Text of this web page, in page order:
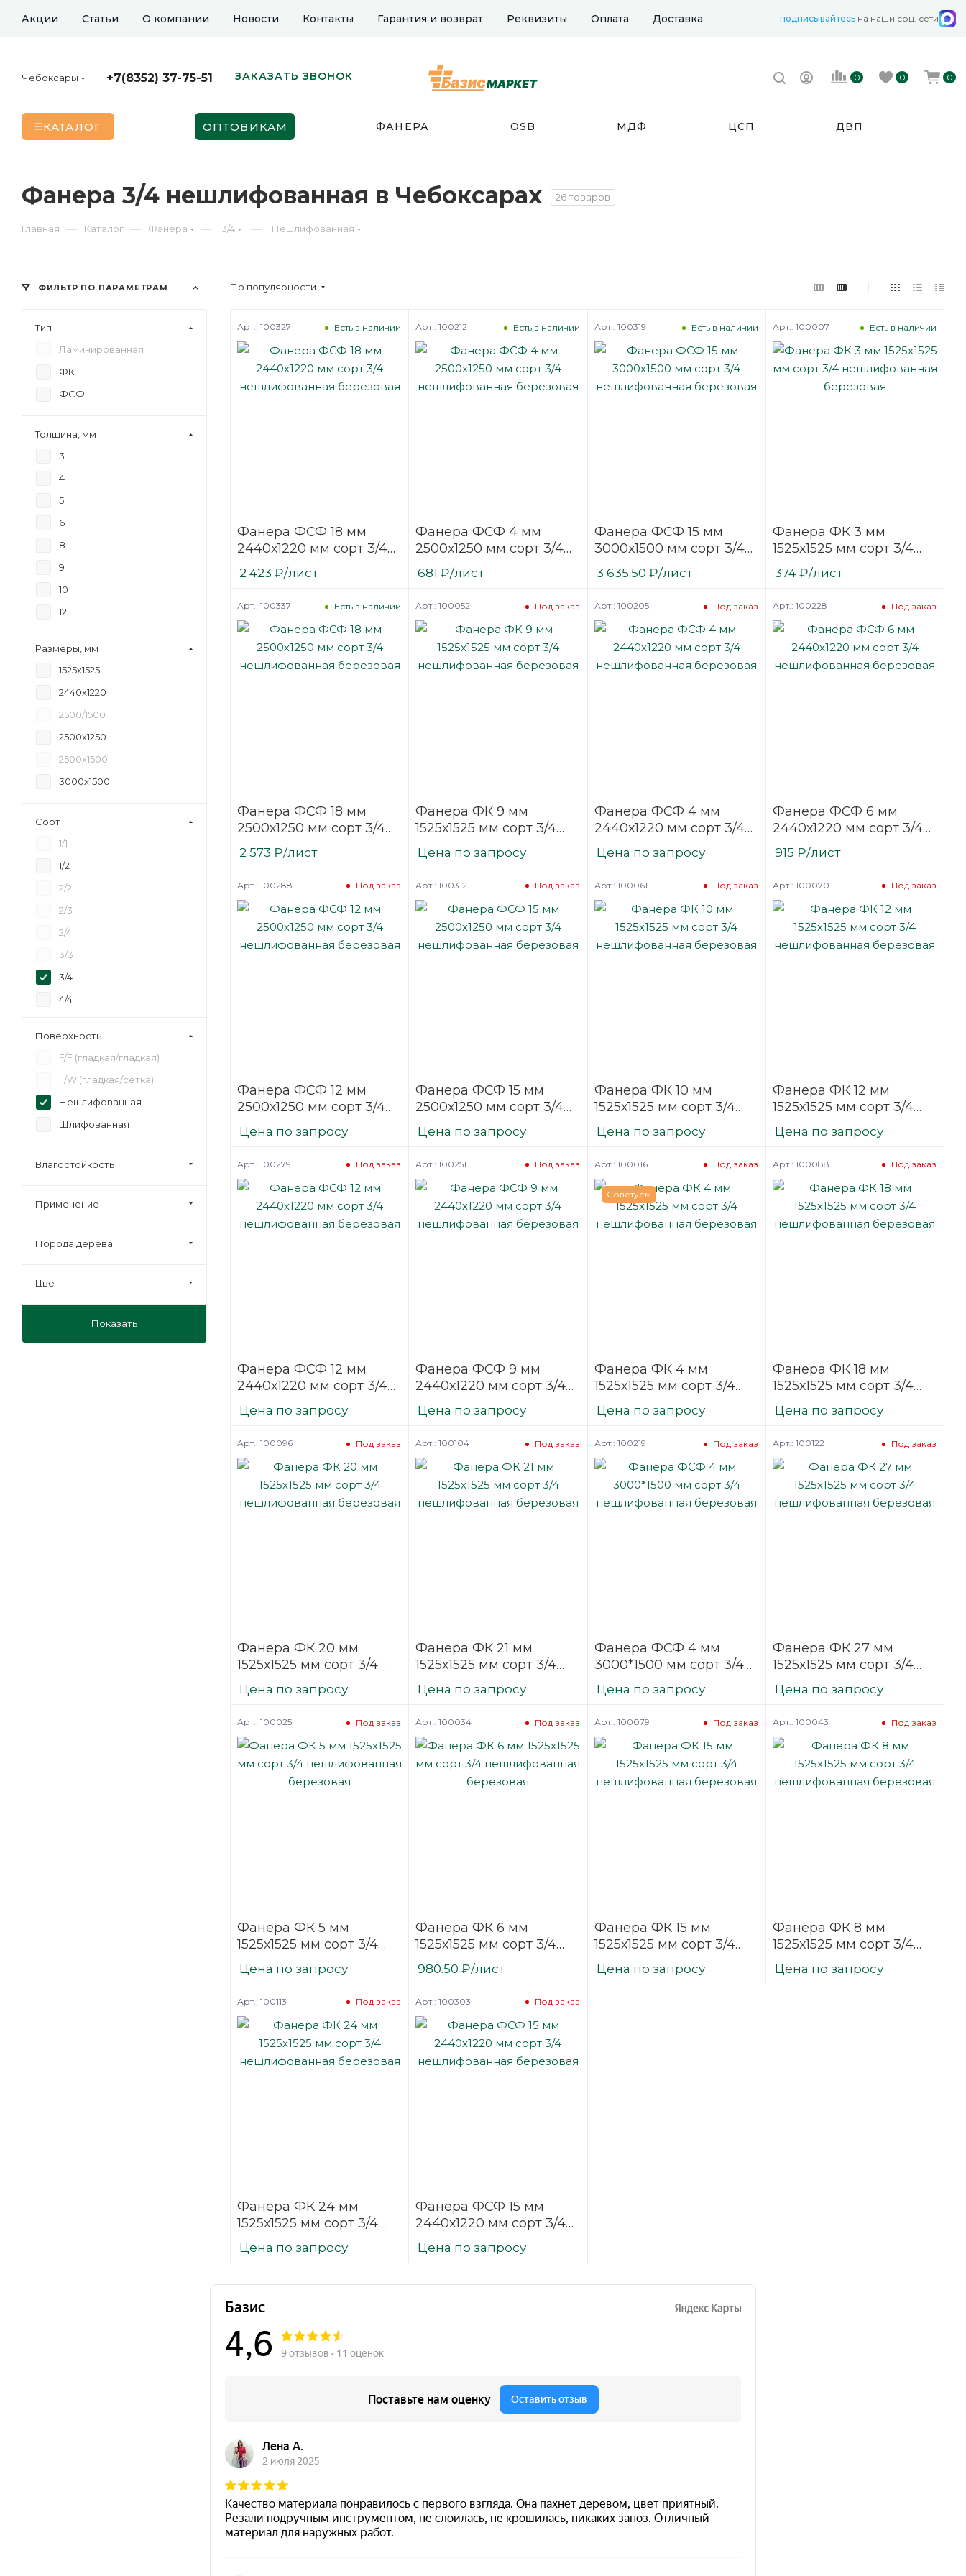
Акции Статьи О компании Новости Контакты Гарантия и возврат Реквизиты Оплата Доставка подписывайтесь на наши соц. сети
Чебоксары +7(8352) 37-75-51 ЗАКАЗАТЬ ЗВОНОК 0 0 0
КАТАЛОГ ОПТОВИКАМ ФАНЕРА OSB МДФ ЦСП ДВП
Фанера 3/4 нешлифованная в Чебоксарах 26 товаров
Главная — Каталог — Фанера — 3/4 — Нешлифованная
По популярности
Фанера ФСФ 18 мм
2440х1220 мм сорт 3/4
нешлифованная
березовая
Есть в наличии
Арт.: 100327
2 423 ₽/лист
Фанера ФСФ 4 мм
2500х1250 мм сорт 3/4
нешлифованная
березовая
Есть в наличии
Арт.: 100212
681 ₽/лист
Фанера ФСФ 15 мм
3000х1500 мм сорт 3/4
нешлифованная
березовая
Есть в наличии
Арт.: 100319
3 635.50 ₽/лист
Фанера ФК 3 мм
1525х1525 мм сорт 3/4
нешлифованная
березовая
Есть в наличии
Арт.: 100007
374₽/лист
Фанера ФСФ 18 мм
2500х1250 мм сорт 3/4
нешлифованная
березовая
Есть в наличии
Арт.: 100337
2 573 ₽/лист
Фанера ФК 9 мм
1525х1525 мм сорт 3/4
нешлифованная
березовая
Под заказ
Арт.: 100052
Цена по запросу
Фанера ФСФ 4 мм
2440х1220 мм сорт 3/4
нешлифованная
березовая
Под заказ
Арт.: 100205
Цена по запросу
Фанера ФСФ 6 мм
2440х1220 мм сорт 3/4
нешлифованная
березовая
Под заказ
Арт.: 100228
915 ₽/лист
Фанера ФСФ 12 мм
2500х1250 мм сорт 3/4
нешлифованная
березовая
Под заказ
Арт.: 100288
Цена по запросу
Фанера ФСФ 15 мм
2500х1250 мм сорт 3/4
нешлифованная
березовая
Под заказ
Арт.: 100312
Цена по запросу
Фанера ФК 10 мм
1525х1525 мм сорт 3/4
нешлифованная
березовая
Под заказ
Арт.: 100061
Цена по запросу
Фанера ФК 12 мм
1525х1525 мм сорт 3/4
нешлифованная
березовая
Под заказ
Арт.: 100070
Цена по запросу
Фанера ФСФ 12 мм
2440х1220 мм сорт 3/4
нешлифованная
березовая
Под заказ
Арт.: 100279
Цена по запросу
Фанера ФСФ 9 мм
2440х1220 мм сорт 3/4
нешлифованная
березовая
Под заказ
Арт.: 100251
Цена по запросу
Советуем
Фанера ФК 4 мм
1525х1525 мм сорт 3/4
нешлифованная
березовая
Под заказ
Арт.: 100016
Цена по запросу
Фанера ФК 18 мм
1525х1525 мм сорт 3/4
нешлифованная
березовая
Под заказ
Арт.: 100088
Цена по запросу
Фанера ФК 20 мм
1525х1525 мм сорт 3/4
нешлифованная
березовая
Под заказ
Арт.: 100096
Цена по запросу
Фанера ФК 21 мм
1525х1525 мм сорт 3/4
нешлифованная
березовая
Под заказ
Арт.: 100104
Цена по запросу
Фанера ФСФ 4 мм
3000*1500 мм сорт 3/4
нешлифованная
березовая
Под заказ
Арт.: 100219
Цена по запросу
Фанера ФК 27 мм
1525х1525 мм сорт 3/4
нешлифованная
березовая
Под заказ
Арт.: 100122
Цена по запросу
Фанера ФК 5 мм
1525х1525 мм сорт 3/4
нешлифованная
березовая
Под заказ
Арт.: 100025
Цена по запросу
Фанера ФК 6 мм
1525х1525 мм сорт 3/4
нешлифованная
березовая
Под заказ
Арт.: 100034
980.50 ₽/лист
Фанера ФК 15 мм
1525х1525 мм сорт 3/4
нешлифованная
березовая
Под заказ
Арт.: 100079
Цена по запросу
Фанера ФК 8 мм
1525х1525 мм сорт 3/4
нешлифованная
березовая
Под заказ
Арт.: 100043
Цена по запросу
Фанера ФК 24 мм
1525х1525 мм сорт 3/4
нешлифованная
березовая
Под заказ
Арт.: 100113
Цена по запросу
Фанера ФСФ 15 мм
2440х1220 мм сорт 3/4
нешлифованная
березовая
Под заказ
Арт.: 100303
Цена по запросу
ФИЛЬТР ПО ПАРАМЕТРАМ
Тип
Ламинированная
ФК
ФСФ
Толщина, мм
3
4
5
6
8
9
10
12
18
Размеры, мм
1525х1525
2440х1220
2500/1500
2500х1250
2500х1500
3000х1500
Сорт
1/1
1/2
2/2
2/3
2/4
3/3
3/4
4/4
Поверхность
F/F (гладкая/гладкая)
F/W (гладкая/сетка)
Нешлифованная
Шлифованная
Влагостойкость
Применение
Порода дерева
Цвет
Показать